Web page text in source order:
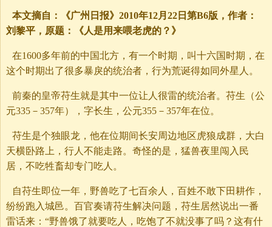
本文摘自：《广州日报》2010年12月22日第B6版，作者：
刘黎平，原题：《人是用来喂老虎的？》
在1600多年前的中国北方，有一个时期，叫十六国时期，在
这个时期出了很多暴戾的统治者，行为荒诞得如同外星人。
前秦的皇帝苻生就是其中一位让人很雷的统治者。苻生（公
元335－357年），字长生，公元355－357年在位。
苻生是个独眼龙，他在位期间长安周边地区虎狼成群，大白
天横卧路上，行人不能走路。奇怪的是，猛兽夜里闯入民
居，不吃牲畜却专门吃人。
自苻生即位一年，野兽吃了七百余人，百姓不敢下田耕作，
纷纷跑入城邑。百官奏请苻生解决问题，苻生居然说出一番
雷话来：“野兽饿了就要吃人，吃饱了不就没事了吗？这有什